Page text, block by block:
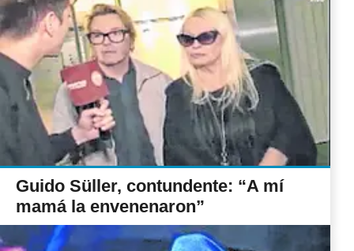
Guido Süller, contundente: “A mí
mamá la envenenaron”